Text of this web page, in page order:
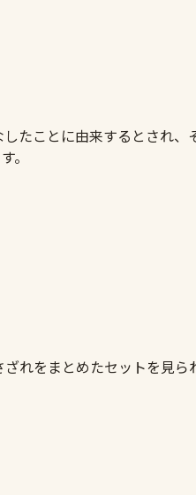
たことに由来するとされ
。
れをまとめたセットを見ら